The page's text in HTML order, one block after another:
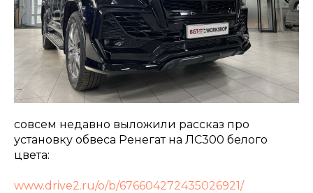
Заказать звонок
совсем недавно выложили рассказ про
установку обвеса Ренегат на ЛС300 белого
цвета:
www.drive2.ru/o/b/676604272435026921/